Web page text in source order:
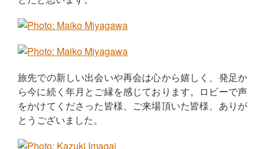
旅先での新しい出会いや再会は心から嬉しく、発足か
ら今に続く年月とご縁を感じております。ロビーで声
をかけてくださった皆様、ご来場頂いた皆様、ありが
とうございました。